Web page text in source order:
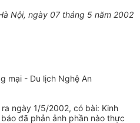
Nội, ngày 07 tháng 5 năm 2002
mại - Du lịch Nghệ An
ngày 1/5/2002, có bài: Kinh
đã phản ảnh phần nào thực